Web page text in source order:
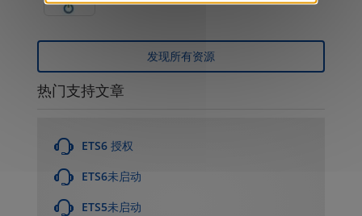
发现所有资源
热门支持文章
ETS6 授权
ETS6未启动
ETS5未启动